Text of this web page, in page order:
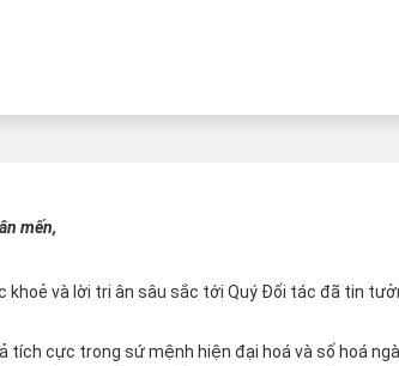
mến,
khoẻ và lời tri ân sâu sắc tới Quý Đối tác đã tin
tích cực trong sứ mệnh hiện đại hoá và số hoá